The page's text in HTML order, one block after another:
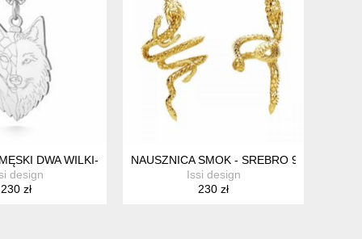
DWA WILKI- SREBRO
design
230 zł
NAUSZNICA SMOK - SREBRO 925
Issi design
230 zł